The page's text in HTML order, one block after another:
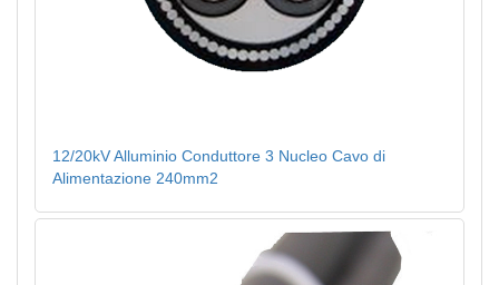
12/20kV Alluminio Conduttore 3 Nucleo Cavo di
Alimentazione 240mm2